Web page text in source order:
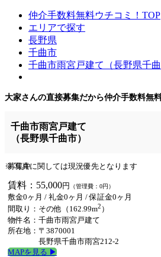
仲介手数料無料ウチコミ！TOP
エリアで探す
長野県
千曲市
千曲市雨宮戸建て（長野県千曲
大家さんの直接募集だから仲介手数料無
千曲市雨宮戸建て
（長野県千曲市）
募集中
※ 写真に関しては現況優先となります
賃料：55,000円 （管理費：0円）
敷金0ヶ月 / 礼金0ヶ月 /保証金0ヶ月
間取り：その他（162.99m2 ）
物件名：千曲市雨宮戸建て
所在地：〒3870001
長野県千曲市雨宮212-2
MAPを見る ▶︎